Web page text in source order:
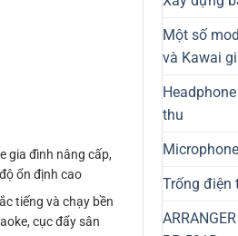
Một số
và Kawai
thu
Trống điện
gia đình nâng cấp,
ổn định cao
tiếng và chạy bền
cục đẩy sân